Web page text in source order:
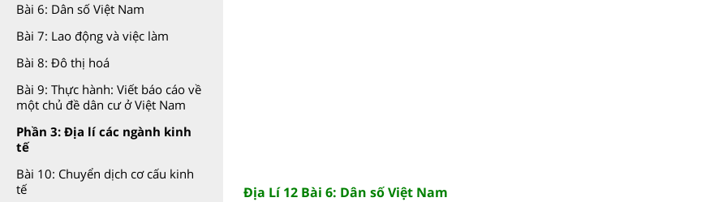
Bài 6: Dân số Việt Nam
Bài 7: Lao động và việc làm
Bài 8: Đô thị hoá
Bài 9: Thực hành: Viết báo cáo về
một chủ đề dân cư ở Việt Nam
Phần 3: Địa lí các ngành kinh
tế
Bài 10: Chuyển dịch cơ cấu kinh
tế
Địa Lí 12 Bài 6: Dân số Việt Nam